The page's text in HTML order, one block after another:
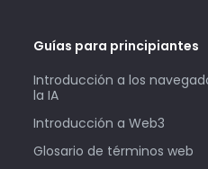
Guías para principiantes
Introducción a los
la IA
Introducción a Web3
Glosario de términos web